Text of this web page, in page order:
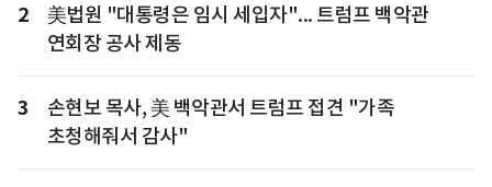
2
美법원 "대통령은 임시 세입자"... 트럼프 백악관
연회장 공사 제동
3
손현보 목사, 美 백악관서 트럼프 접견 "가족
초청해줘서 감사"